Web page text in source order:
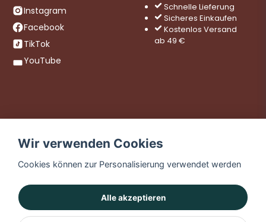
Instagram
Facebook
TikTok
YouTube
Schnelle Lieferung
Sicheres Einkaufen
Kostenlos Versand
ab 49 €
Wir verwenden Cookies
Cookies können zur Personalisierung verwendet werden
Alle akzeptieren